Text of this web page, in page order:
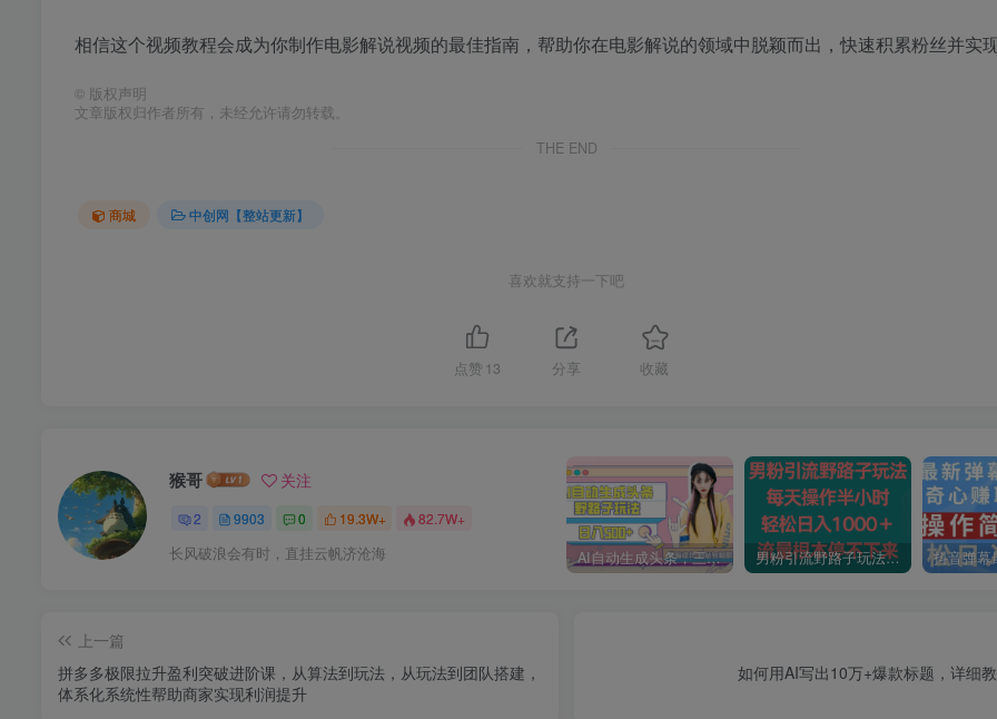
相信这个视频教程会成为你制作电影解说视频的最佳指南，帮助你在电影解说的领域中脱颖而出，快速积累粉丝并实
© 版权声明
文章版权归作者所有，未经允许请勿转载。
THE END
商城 中创网【整站更新】
喜欢就支持一下吧
点赞 13 分享 收藏
猴哥 关注
2 9903 0 19.3W+ 82.7W+
长风破浪会有时，直挂云帆济沧海 AI自动生成头条，三天必起号，三分钟轻松发布内容，复制粘贴，保姆级教… 男粉引流野路子玩法，每天操作半小时轻松日入1000＋，流量根本停不下来
上一篇
拼多多极限拉升盈利突破进阶课，​从算法到玩法，从玩法到团队搭建，
体系化系统性帮助商家实现利润提升
如何用AI写出10万+爆款标题，详细